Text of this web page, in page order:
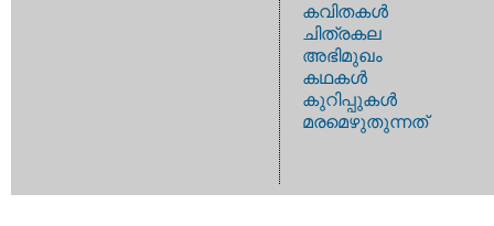
കവിതകള്‍
ചിത്രകല
അഭിമുഖം
കഥകള്‍
കുറിപ്പുകള്‍
മരമെഴുതുന്നത്